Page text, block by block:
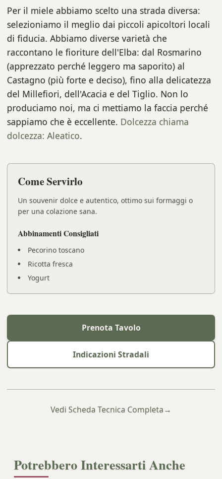
Per il miele abbiamo scelto una strada diversa:
selezioniamo il meglio dai piccoli apicoltori locali
di fiducia. Abbiamo diverse varietà che
raccontano le fioriture dell'Elba: dal Rosmarino
(apprezzato perché leggero ma saporito) al
Castagno (più forte e deciso), fino alla delicatezza
del Millefiori, dell'Acacia e del Tiglio. Non lo
produciamo noi, ma ci mettiamo la faccia perché
sappiamo che è eccellente. Dolcezza chiama
dolcezza: Aleatico.
Come Servirlo
Un souvenir dolce e autentico, ottimo sui formaggi o
per una colazione sana.
Abbinamenti Consigliati
Pecorino toscano
Ricotta fresca
Yogurt
Prenota Tavolo
Indicazioni Stradali
Vedi Scheda Tecnica Completa→
Potrebbero Interessarti Anche